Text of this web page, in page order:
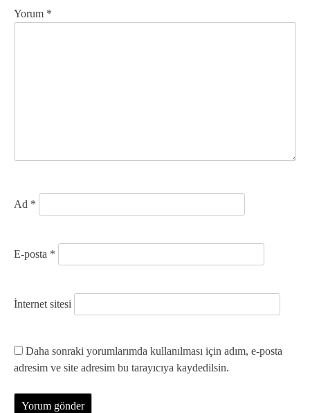
z
i
Yorum *
Ad *
E-posta *
İnternet sitesi
Daha sonraki yorumlarımda kullanılması için adım, e-posta
adresim ve site adresim bu tarayıcıya kaydedilsin.